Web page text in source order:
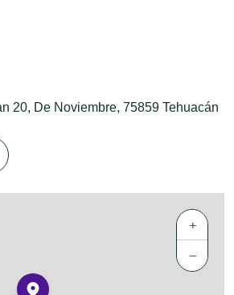
20, De Noviembre, 75859 Tehuacán
+
−